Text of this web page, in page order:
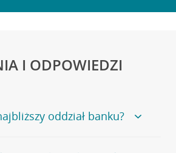
I ODPOWIEDZI
oddział banku?